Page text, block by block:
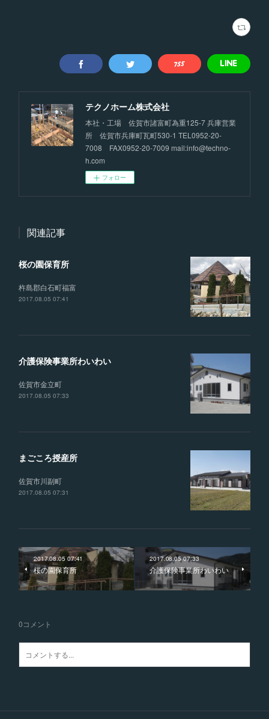
テクノホーム株式会社
本社・工場 佐賀市諸富町為重125-7 兵庫営業
所 佐賀市兵庫町瓦町530-1 TEL0952-20-
7008 FAX0952-20-7009 mail:info@techno-
h.com
フォロー
関連記事
桜の園保育所
杵島郡白石町福富
2017.08.05 07:41
介護保険事業所わいわい
佐賀市金立町
2017.08.05 07:33
まごころ授産所
佐賀市川副町
2017.08.05 07:31
2017.08.05 07:41
桜の園保育所
2017.08.05 07:33
介護保険事業所わいわい
0コメント